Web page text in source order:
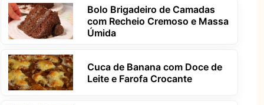
Bolo Brigadeiro de Camadas
com Recheio Cremoso e Massa
Úmida
Cuca de Banana com Doce de
Leite e Farofa Crocante